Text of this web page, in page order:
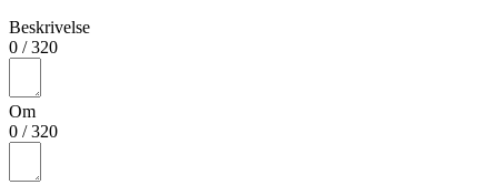
Beskrivelse
0 /320
Om
0 /320